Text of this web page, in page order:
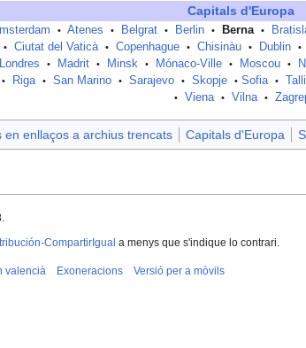
Capitals d'Europa
• Atenes • Belgrat • Berlin • Berna •
• Ciutat del Vaticà • Copenhague • Chisinàu • Dublin •
Londres • Madrit • Minsk • Mónaco-Ville • Moscou •
• Riga • San Marino • Sarajevo • Skopje • Sofia •
• Viena • Vilna •
en enllaços a archius trencats Capitals d'Europa
CompartirIgual a menys que s'indique lo contrari.
valencià Exoneracions Versió per a mòvils